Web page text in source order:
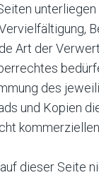
Art der
des
und Kopien
dieser Seite